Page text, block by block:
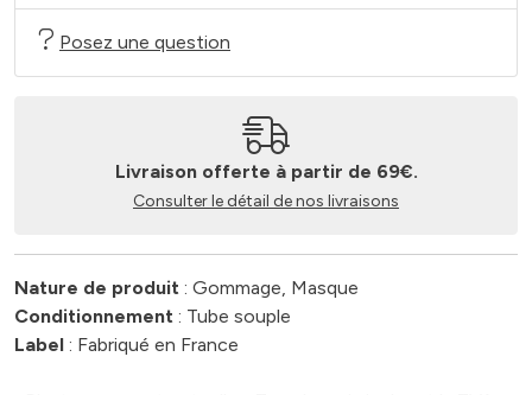
Posez une question
Livraison offerte à partir de 69€.
Consulter le détail de nos livraisons
Nature de produit : Gommage, Masque
Conditionnement : Tube souple
Label : Fabriqué en France